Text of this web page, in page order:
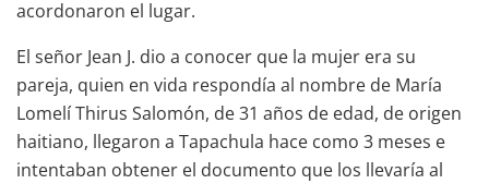
acordonaron el lugar.
El señor Jean J. dio a conocer que la mujer era su
pareja, quien en vida respondía al nombre de María
Lomelí Thirus Salomón, de 31 años de edad, de origen
haitiano, llegaron a Tapachula hace como 3 meses e
intentaban obtener el documento que los llevaría al